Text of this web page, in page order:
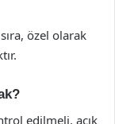
özel olarak
edilmeli, açık